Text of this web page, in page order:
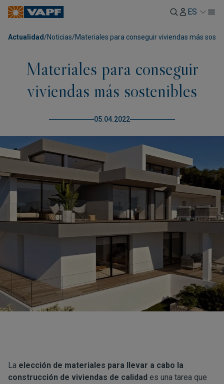
ES
Actualidad /Noticias/Materiales para conseguir viviendas más
Materiales para conseguir
viviendas más sostenibles
05.04.2022
La elección de materiales para llevar a cabo la
construcción de viviendas de calidad es una tarea que